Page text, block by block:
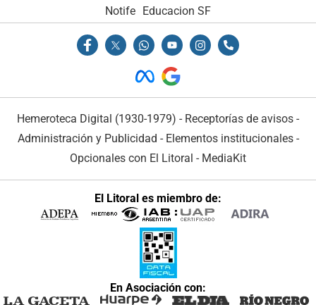
Notife Educacion SF
Hemeroteca Digital (1930-1979) - Receptorías de avisos -
Administración y Publicidad - Elementos institucionales-
Opcionales con El Litoral - MediaKit
El Litoral es miembro de:
En Asociación con: